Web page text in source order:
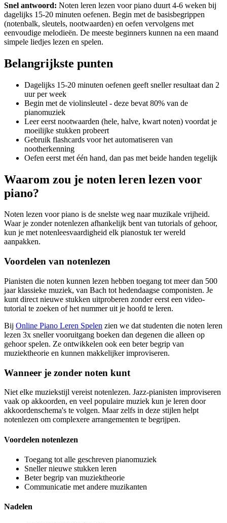
Snel antwoord: Noten leren lezen voor piano duurt 4-6 weken bij
dagelijks 15-20 minuten oefenen. Begin met de basisbegrippen
(notenbalk, sleutels, nootwaarden) en oefen vervolgens met
eenvoudige melodieën. De meeste beginners kunnen na een maand
simpele liedjes lezen en spelen.
Belangrijkste punten
Dagelijks 15-20 minuten oefenen geeft sneller resultaat dan 2
uur per week
Begin met de violinsleutel - deze bevat 80% van de
pianomuziek
Leer eerst nootwaarden (hele, halve, kwart noten) voordat je
moeilijke stukken probeert
Gebruik flashcards voor het automatiseren van
nootherkenning
Oefen eerst met één hand, dan pas met beide handen tegelijk
Waarom zou je noten leren lezen voor
piano?
Noten lezen voor piano is de snelste weg naar muzikale vrijheid.
Waar je zonder notenlezen afhankelijk bent van tutorials of gehoor,
kun je met notenleesvaardigheid elk pianostuk ter wereld
aanpakken.
Voordelen van notenlezen
Pianisten die noten kunnen lezen hebben toegang tot meer dan 500
jaar klassieke muziek, van Bach tot hedendaagse componisten. Je
kunt direct nieuwe stukken uitproberen zonder eerst een video-
tutorial te zoeken of het nummer uit je hoofd te leren.
Bij Online Piano Leren Spelen zien we dat studenten die noten leren
lezen 3x sneller vooruitgang boeken dan degenen die alleen op
gehoor spelen. Ze ontwikkelen ook een beter begrip van
muziektheorie en kunnen makkelijker improviseren.
Wanneer je zonder noten kunt
Niet elke muziekstijl vereist notenlezen. Jazz-pianisten improviseren
vaak op akkoorden, en veel populaire muziek kun je leren door
akkoordenschema's te volgen. Maar zelfs in deze stijlen helpt
notenlezen om complexere arrangementen te begrijpen.
Voordelen notenlezen
Toegang tot alle geschreven pianomuziek
Sneller nieuwe stukken leren
Beter begrip van muziektheorie
Communicatie met andere muzikanten
Nadelen